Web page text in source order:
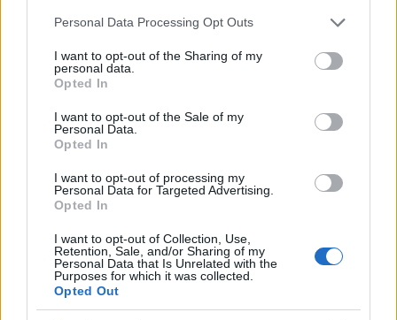
Please note that this website/app uses one or more Google
not limited to your visit or usage behaviour. You may click to
grant or deny consent to Google and its third-party tags to
use your data for below specified purposes in below Google
consent section.
Personal Data Processing Opt Outs
I want to opt-out of the Sharing of my
personal data.
Opted In
I want to opt-out of the Sale of my
Personal Data.
Opted In
I want to opt-out of processing my
Personal Data for Targeted Advertising.
Opted In
I want to opt-out of Collection, Use,
Retention, Sale, and/or Sharing of my
Personal Data that Is Unrelated with the
Purposes for which it was collected.
Opted Out
διεξαγωγή της δίκης.
Ύστερα από περίπου δυόμισι μήνες ερευνών, η
προκαταρκτική εξέταση ολοκληρώθηκε χωρίς να
τέλεση αξιόποινης πράξης. Ως εκ τούτου, η
υπόθεση τέθηκε στο αρχείο.
Ωστόσο, ο φάκελος της δικογραφίας αναμένεται
να διαβιβαστεί στην Εισαγγελία Εφετών Λάρισας,
προκειμένου να αξιολογηθεί και από τον αρμόδιο
εισαγγελέα Εφετών, σύμφωνα με την
προβλεπόμενη διαδικασία.
Η εξέλιξη αυτή αφορά αποκλειστικά το ζήτημα